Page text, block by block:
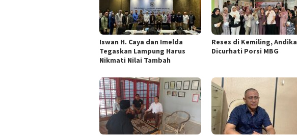
Iswan H. Caya dan Imelda
Tegaskan Lampung Harus
Nikmati Nilai Tambah
Reses di Kemiling, Andika
Dicurhati Porsi MBG